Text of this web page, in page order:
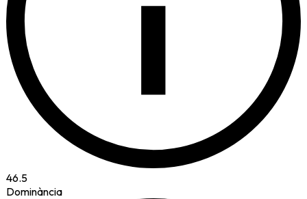
46.5
Dominància